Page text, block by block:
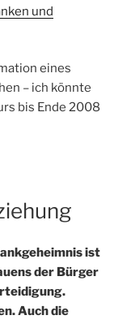
und
eines
– ich könnte
bis Ende 2008
ist
der Bürger
Auch die